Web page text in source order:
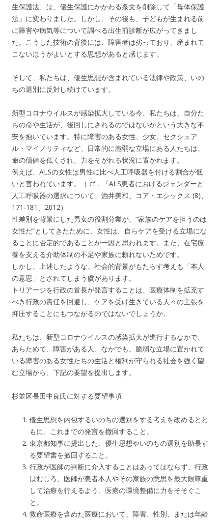
生保護法」は、優生保護にかかわる条文を削除して「母体保護
法」に変わりました。しかし、その後も、子どもが生まれる前
に障害や病気等について調べる出生前診断が広がってきまし
た。こうした技術の背後には、障害者は劣っており、産まれて
こないほうがよいとする思想があると感じます。
そして、私たちは、優生思想が含まれている法律や政策、いの
ちの選別に反対し続けています。
新型コロナウイルスが感染拡大している今、私たちは、自分た
ちの命や生活が、後回しにされるのではないかという大きな不
安を抱いています。特に障害のある女性、少女、セクシュア
ル・マイノリティなど、日常的に脆弱な立場にある人たちは、
命の価値を低くされ、力をそがれる状況に置かれます。
例えば、ALSの女性は男性に比べ人工呼吸器を付ける割合が低
いと言われています。（ cf．「ALS患者におけるジェンダーと
人工呼吸器の選択について」酒井美和、コア・エシックス (8)、
171-181、2012）
性差別を背景にした男女の役割分業が、”家族のケアを担うのは
女性だ”としてきたために、女性は、自らケアを受ける立場にな
ることに否定的であることが一因と思われます。また、在宅療
養を支える介助体制の不足や家族に頼れないためです。
しかし、上述したような、社会的背景がもたらす考えも「本人
の意思」とされてしまう虞があります。
トリアージを行政の首長が発言することは、医療体制を拡充す
べき行政の責任を回避し、ケアを受け生きている人々の主張を
抑圧することにもつながるのではないでしょうか。
私たちは、新型コロナウイルスの感染拡大が進行するなかで、
あらためて、障害がある人、なかでも、脆弱な立場に置かれて
いる障害のある女性たちの生活と権利が守られる社会を強く望
む立場から、下記の要望を提出します。
杉並区長田中良氏に対する要望事項
優生思想を内包するいのちの選別をする考えを改めるとと
もに、これまでの発言を撤回すること。
東京都知事に提出した、優生思想やいのちの選別を助長す
る要望書を撤回すること。
行政が医師の判断に介入することはあってはならず、行政
はむしろ、医師が患者本人やその家族の意思を最大限尊重
して治療を行えるよう、医療の環境整備に力をそそぐこ
と。
救命医療を含めた医療において、障害、性別、または年齢